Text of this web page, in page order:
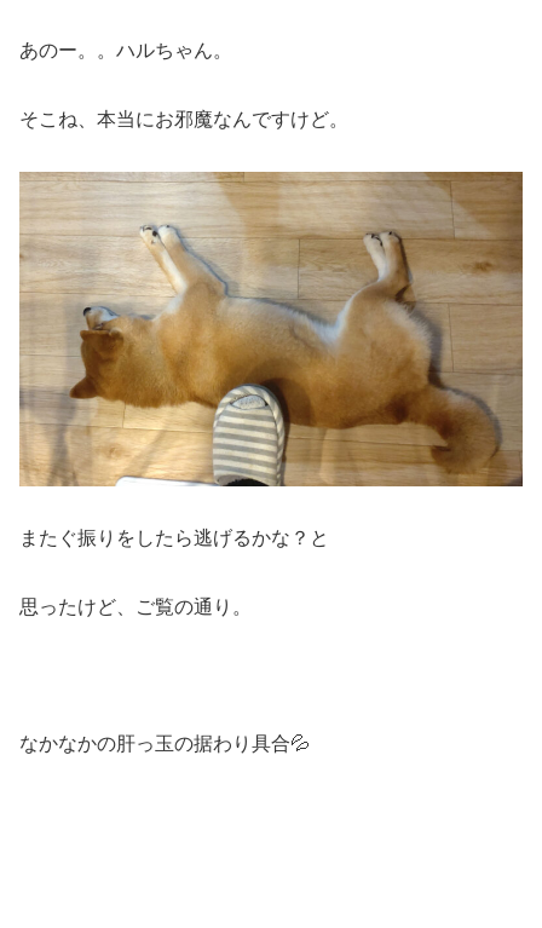
あのー。。ハルちゃん。
そこね、本当にお邪魔なんですけど。
またぐ振りをしたら逃げるかな？と
思ったけど、ご覧の通り。
なかなかの肝っ玉の据わり具合💦